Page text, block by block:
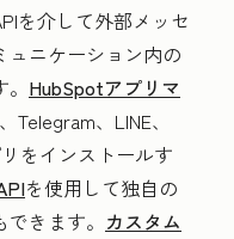
を介して外部メッセ
ュニケーション内の
HubSpotアプリマ
Telegram、LINE、
をインストールす
を使用して独自の
きます。 カスタム